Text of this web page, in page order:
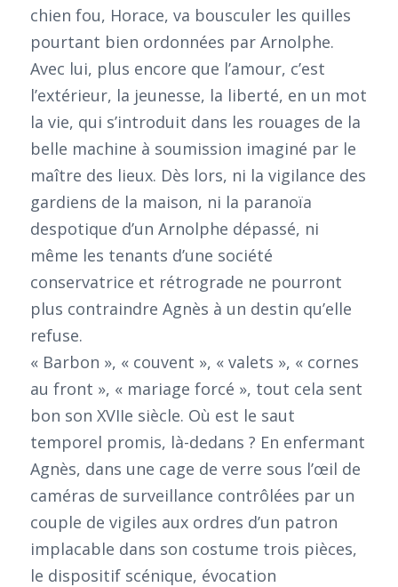
chien fou, Horace, va bousculer les quilles
pourtant bien ordonnées par Arnolphe.
Avec lui, plus encore que l’amour, c’est
l’extérieur, la jeunesse, la liberté, en un mot
la vie, qui s’introduit dans les rouages de la
belle machine à soumission imaginé par le
maître des lieux. Dès lors, ni la vigilance des
gardiens de la maison, ni la paranoïa
despotique d’un Arnolphe dépassé, ni
même les tenants d’une société
conservatrice et rétrograde ne pourront
plus contraindre Agnès à un destin qu’elle
refuse.
« Barbon », « couvent », « valets », « cornes
au front », « mariage forcé », tout cela sent
bon son XVIIe siècle. Où est le saut
temporel promis, là-dedans ? En enfermant
Agnès, dans une cage de verre sous l’œil de
caméras de surveillance contrôlées par un
couple de vigiles aux ordres d’un patron
implacable dans son costume trois pièces,
le dispositif scénique, évocation